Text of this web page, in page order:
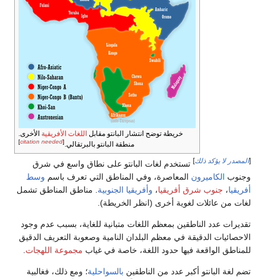
خريطة توضح انتشار البانتو مقابل اللغات الأفريقية الأخرى.
منطقة البانتو بالبرتقالي.[
citation needed
]
[المصدر لا يؤكد ذلك] تستخدم لغات البانتو على نطاق واسع في شرق
وجنوب الكاميرون المعاصرة، وفي المناطق التي تعرف باسم وسط
أفريقيا، جنوب شرق أفريقيا، وأفريقيا الجنوبية. مناطق المناطق تشمل
لغات من عائلات لغوية أخرى (انظر الخريطة).
تقديرات عدد الناطقين بمعظم اللغات متبانية للغاية، بسبب عدم وجود
الاحصائيات الدقيقة في معظم البلدان النامية وصعوبة التعريف الدقيق
للمناطق الواقعة فيها حدود اللغة، خاصة في غياب مجموعة اللهجات.
تضم لغة البانتو أكبر عدد من الناطقين بالسواحلية؛ ومع ذلك، فغالبية